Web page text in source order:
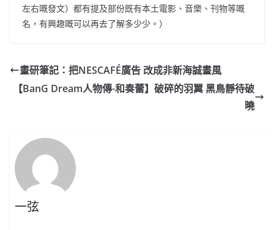
左右嘅發文）都有提及部份既有本土電影、音樂、刊物等嘅
名 ，有興趣嘅可以再去了解多少少。）
畫研筆記：把NESCAFÉ廣告 改成非新海誠畫風
【BanG Dream人物傳-和奏蕾】破碎的羽翼 黑鳥靜待破
曉
一弦